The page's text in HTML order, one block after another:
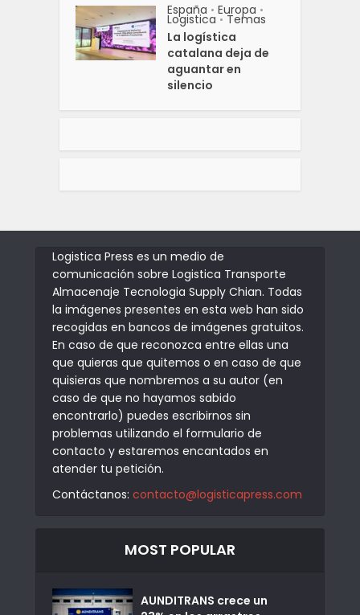
España • Europa •
Logistica • Temas
La logística
catalana deja de
aguantar en
silencio
Logistica Press es un medio de
comunicación sobre Logistica Transporte
Almacenaje Tecnologia Supply Chian. Todas
la imágenes presentes en esta web han sido
recogidas en bancos de imágenes gratuitos.
En caso de que reconozca entre ellas una
que quieras que quitemos o en caso de que
quisieras que nombremos a su autor (en
caso de que no hayamos sabido
encontrarlo) puedes escribirnos sin
problemas utilizando el formulario de
contacto y estaremos encantados en
atender tu petición.
Contáctanos: contacto@logisticapress.com
MOST POPULAR
AUNDITRANS crece un